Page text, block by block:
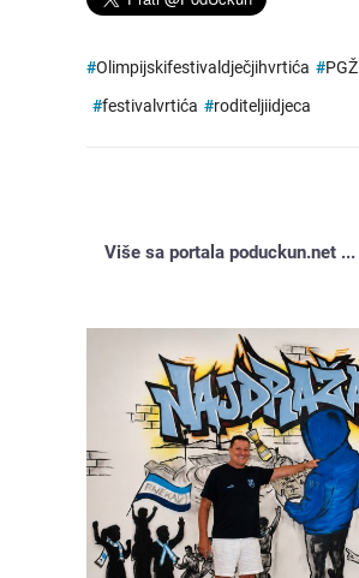
#Olimpijskifestivaldječjihvrtića #PGŽ
#festivalvrtića #roditeljiidjeca
Više sa portala poduckun.net ...